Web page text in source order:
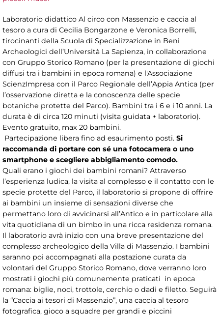
Laboratorio didattico Al circo con Massenzio e caccia al
tesoro a cura di Cecilia Bongarzone e Veronica Borrelli,
tirocinanti della Scuola di Specializzazione in Beni
Archeologici dell’Università La Sapienza, in collaborazione
con Gruppo Storico Romano (per la presentazione di giochi
diffusi tra i bambini in epoca romana) e l'Associazione
ScienzImpresa con il Parco Regionale dell’Appia Antica (per
l’osservazione diretta e la conoscenza delle specie
botaniche protette del Parco). Bambini tra i 6 e i 10 anni. La
durata è di circa 120 minuti (visita guidata + laboratorio).
Evento gratuito, max 20 bambini.
Partecipazione libera fino ad esaurimento posti. Si
raccomanda di portare con sé una fotocamera o uno
smartphone e scegliere abbigliamento comodo.
Quali erano i giochi dei bambini romani? Attraverso
l’esperienza ludica, la visita al complesso e il contatto con le
specie protette del Parco, il laboratorio si propone di offrire
ai bambini un insieme di sensazioni diverse che
permettano loro di avvicinarsi all’Antico e in particolare alla
vita quotidiana di un bimbo in una ricca residenza romana.
Il laboratorio avrà inizio con una breve presentazione del
complesso archeologico della Villa di Massenzio. I bambini
saranno poi accompagnati alla postazione curata da
volontari del Gruppo Storico Romano, dove verranno loro
mostrati i giochi più comunemente praticati in epoca
romana: biglie, noci, trottole, cerchio o dadi e filetto. Seguirà
la “Caccia ai tesori di Massenzio”, una caccia al tesoro
fotografica, gioco a squadre per grandi e piccini